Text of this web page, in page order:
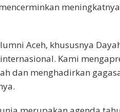
Aceh, khususnya
Kami
dan menghadirkan